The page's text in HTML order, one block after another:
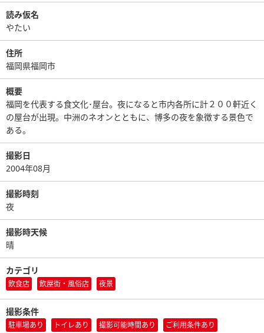
読み仮名
やたい
住所
福岡県福岡市
概要
福岡を代表する食文化･屋台。夜になると市内各所に計２００軒近く
の屋台が出現。中洲のネオンとともに、博多の夜を象徴する景色で
ある。
撮影日
2004年08月
撮影時刻
夜
撮影時天候
晴
カテゴリ
飲食店 飲屋街・風俗店 夜景
撮影条件
駐車場あり トイレあり 撮影可能時間あり
ご利用条件あり